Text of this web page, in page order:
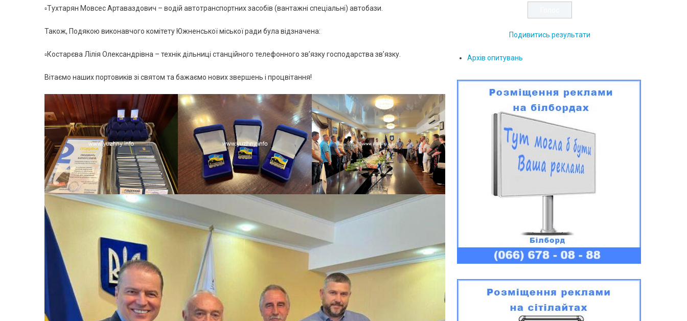
▫Тухтарян Мовсес Артаваздович – водій автотранспортних засобів (вантажні спеціальні) автобази.
Також, Подякою виконавчого комітету Южненської міської ради була відзначена:
▫Костарєва Лілія Олександрівна – технік дільниці станційного телефонного зв’язку господарства зв’язку.
Вітаємо наших портовиків зі святом та бажаємо нових звершень і процвітання!
Подивитись результати
Архів опитувань